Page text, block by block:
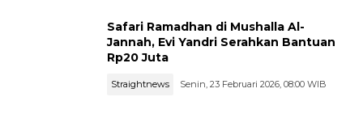
Safari Ramadhan di Mushalla Al-
Jannah, Evi Yandri Serahkan Bantuan
Rp20 Juta
Straightnews Senin, 23 Februari 2026, 08:00 WIB